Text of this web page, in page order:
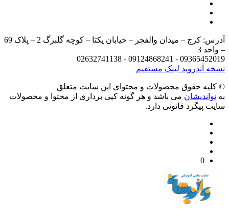
آدرس: کرج – میدان والفجر – خیابان یکتا – کوچه گلبرگ 2 – پلاک 69
3
09365452019 - 09124868241 -
آندرویدلینک مستقیم
حقوق محصولات و محتوای اين سایت متعلق
می باشد و هر گونه کپی برداری از محتوا و محصولات
پیگرد قانونی دارد.